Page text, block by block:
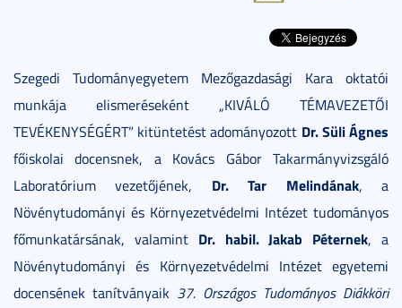
Szegedi Tudományegyetem Mezőgazdasági Kara oktatói
munkája elismeréseként „KIVÁLÓ TÉMAVEZETŐI
TEVÉKENYSÉGÉRT” kitüntetést adományozott Dr. Süli Ágnes
főiskolai docensnek, a Kovács Gábor Takarmányvizsgáló
Laboratórium vezetőjének, Dr. Tar Melindának, a
Növénytudományi és Környezetvédelmi Intézet tudományos
főmunkatársának, valamint Dr. habil. Jakab Péternek, a
Növénytudományi és Környezetvédelmi Intézet egyetemi
docensének tanítványaik 37. Országos Tudományos Diákköri